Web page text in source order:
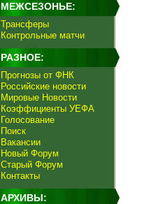
МЕЖСЕЗОНЬЕ:
Трансферы
Контрольные матчи
РАЗНОЕ:
Прогнозы от ФНК
Российские новости
Мировые Новости
Коэффициенты УЕФА
Голосование
Поиск
Вакансии
Новый Форум
Старый Форум
Контакты
АРХИВЫ: